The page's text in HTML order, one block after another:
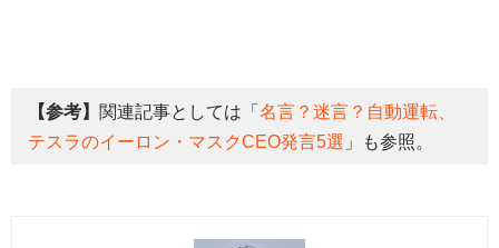
【参考】 関連記事としては「 名言？迷言？自動運転、
テスラのイーロン・マスクCEO発言5選 」も参照。